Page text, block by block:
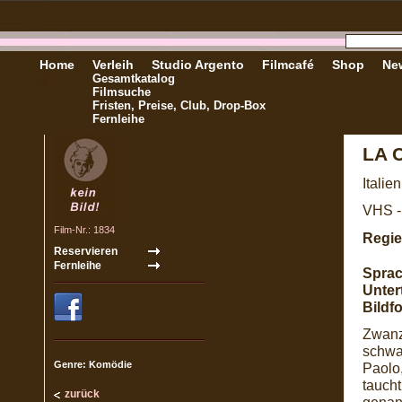
Home Verleih
Gesamtkatalog
Filmsuche
Fristen, Preise, Club, Drop-Box
Fernleihe
Studio Argento Filmcafé Shop
Film-Nr.: 1834
Genre: Komödie
zurück
LA
VHS